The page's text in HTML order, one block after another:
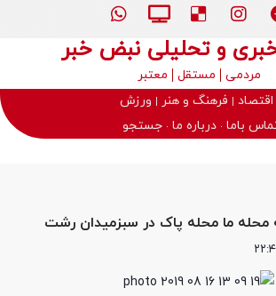
خبری و تحلیلی نبض خبر
مردمی مستقل
معتبر
اقتصاد
فرهنگ و هنر
ورزش
باما درباره ما جستجو
محله ما محله پاک در سبزمیدان رشت